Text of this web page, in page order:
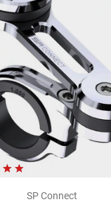
SP Connect